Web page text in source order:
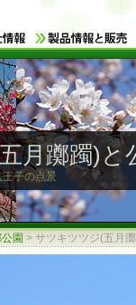
月躑躅)と
子の点景
園 > サツキツツジ(五月